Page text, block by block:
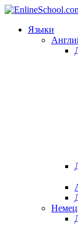
Языки